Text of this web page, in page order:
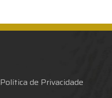
Política de Privacidade